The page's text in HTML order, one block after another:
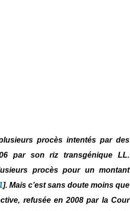
procès intentés par des
par son riz transgénique LL.
procès pour un montant
]. Mais c’est sans doute moins que
refusée en 2008 par la Cour